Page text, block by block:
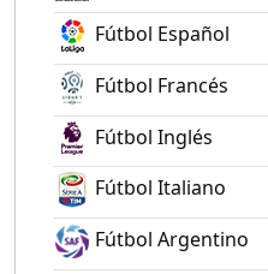
Fútbol Español
Fútbol Francés
Fútbol Inglés
Fútbol Italiano
Fútbol Argentino